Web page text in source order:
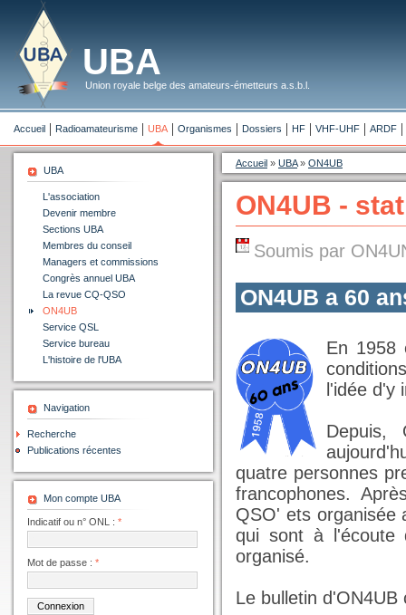
UBA
Union royale belge des amateurs-émetteurs a.s.b.l.
Accueil Radioamateurisme UBA Organismes Dossiers HF VHF-UHF ARDF
UBA
L'association
Devenir membre
Sections UBA
Membres du conseil
Managers et commissions
Congrès annuel UBA
La revue CQ-QSO
ON4UB
Service QSL
Service bureau
L'histoire de l'UBA
Navigation
Recherche
Publications récentes
Mon compte UBA
Indicatif ou n° ONL : *
Mot de passe : *
Accueil » UBA» ON4UB
ON4UB -
Soumis par
ON4UB a 60
En 1958
l'idée d'y
Depuis,
quatre personnes
francophones.
QSO' ets organisée
qui sont à l'écoute
organisé.
Le bulletin